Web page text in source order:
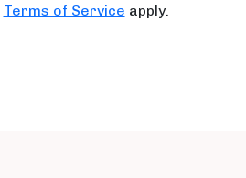
Terms of Service apply.